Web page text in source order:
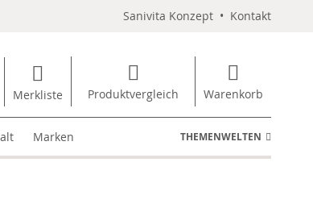
Sanivita Konzept • Kontakt
Merkliste Produktvergleich Warenkorb
Marken THEMENWELTEN